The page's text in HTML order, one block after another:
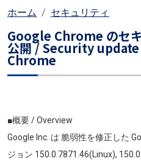
ホーム セキュリティ
Google Chrome のセ
公開 / Security
Chrome
■概要 / Overview
Google Inc. は 脆弱性を修正した
ジョン 150.0.7871.46(Linux),